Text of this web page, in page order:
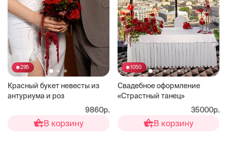
295
Красный букет невесты из
антуриума и роз
9860р.
В корзину
1050
Свадебное оформление
«Страстный танец»
35000р.
В корзину